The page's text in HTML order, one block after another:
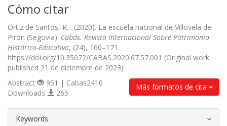
Cómo citar
Ortiz de Santos, R. . (2020). La escuela nacional de Villovela de
Pirón (Segovia). Cabás. Revista Internacional Sobre Patrimonio
Histórico-Educativo, (24), 160–171.
https://doi.org/10.35072/CABAS.2020.67.57.001 (Original work
published 21 de diciembre de 2023)
Más formatos de cita
Abstract
951 | Cabas2410
Downloads
265
Keywords